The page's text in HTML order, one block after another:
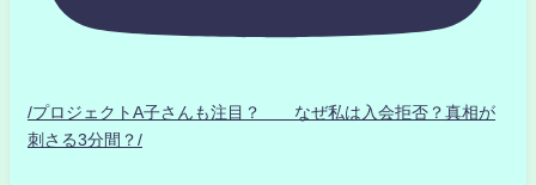
/プロジェクトA子さんも注目？ なぜ私は入会拒否？真相が
刺さる3分間？/